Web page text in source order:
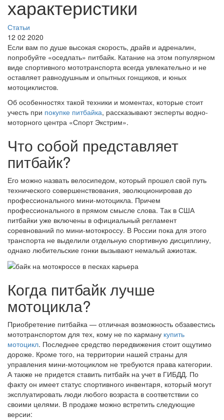
характеристики
Статьи
12 02 2020
Если вам по душе высокая скорость, драйв и адреналин,
попробуйте «оседлать» питбайк. Катание на этом популярном
виде спортивного мототранспорта всегда увлекательно и не
оставляет равнодушным и опытных гонщиков, и юных
мотоциклистов.
Об особенностях такой техники и моментах, которые стоит
учесть при покупке питбайка, рассказывают эксперты водно-
моторного центра «Спорт Экстрим».
Что собой представляет
питбайк?
Его можно назвать велосипедом, который прошел свой путь
технического совершенствования, эволюционировав до
профессионального мини-мотоцикла. Причем
профессионального в прямом смысле слова. Так в США
питбайки уже включены в официальный регламент
соревнований по мини-мотокроссу. В России пока для этого
транспорта не выделили отдельную спортивную дисциплину,
однако любительские гонки вызывают немалый ажиотаж.
Когда питбайк лучше
мотоцикла?
Приобретение питбайка — отличная возможность обзавестись
мототранспортом для тех, кому не по карману купить
мотоцикл. Последнее средство передвижения стоит ощутимо
дороже. Кроме того, на территории нашей страны для
управления мини-мотоциклом не требуются права категории.
А также не придется ставить питбайк на учет в ГИБДД. По
факту он имеет статус спортивного инвентаря, который могут
эксплуатировать люди любого возраста в соответствии со
своими целями. В продаже можно встретить следующие
версии: